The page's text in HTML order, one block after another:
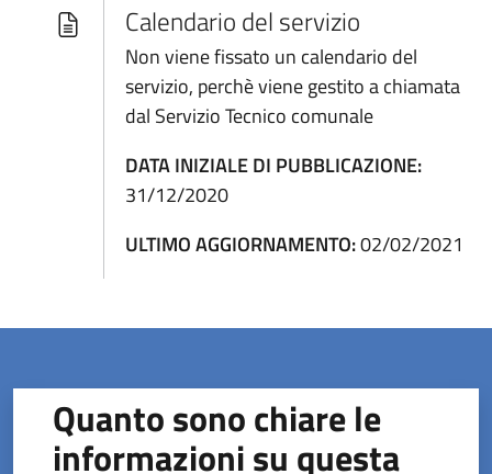
Calendario del servizio
Non viene fissato un calendario del
servizio, perchè viene gestito a chiamata
dal Servizio Tecnico comunale
DATA INIZIALE DI PUBBLICAZIONE:
31/12/2020
ULTIMO AGGIORNAMENTO:02/02/2021
Quanto sono chiare le
informazioni su questa